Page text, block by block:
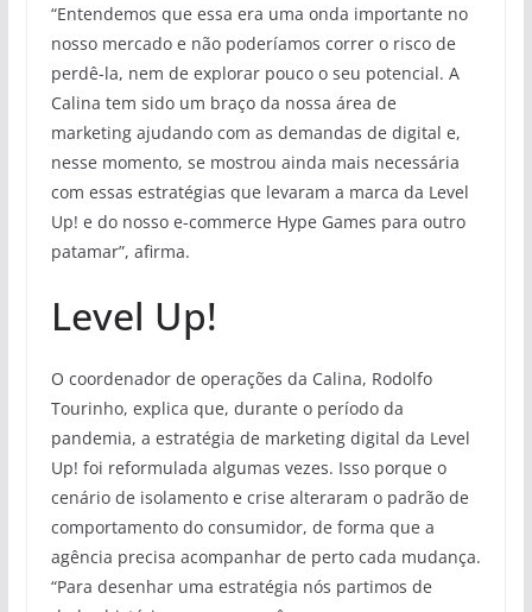
“Entendemos que essa era uma onda importante no
nosso mercado e não poderíamos correr o risco de
perdê-la, nem de explorar pouco o seu potencial. A
Calina tem sido um braço da nossa área de
marketing ajudando com as demandas de digital e,
nesse momento, se mostrou ainda mais necessária
com essas estratégias que levaram a marca da Level
Up! e do nosso e-commerce Hype Games para outro
patamar”, afirma.
Level Up!
O coordenador de operações da Calina, Rodolfo
Tourinho, explica que, durante o período da
pandemia, a estratégia de marketing digital da Level
Up! foi reformulada algumas vezes. Isso porque o
cenário de isolamento e crise alteraram o padrão de
comportamento do consumidor, de forma que a
agência precisa acompanhar de perto cada mudança.
“Para desenhar uma estratégia nós partimos de